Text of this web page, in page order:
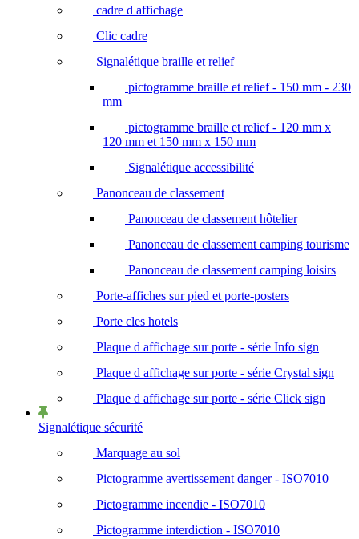
cadre d affichage
Clic cadre
Signalétique braille et relief
pictogramme braille et relief - 150 mm - 230
mm
pictogramme braille et relief - 120 mm x
120 mm et 150 mm x 150 mm
Signalétique accessibilité
Panonceau de classement
Panonceau de classement hôtelier
Panonceau de classement camping tourisme
Panonceau de classement camping loisirs
Porte-affiches sur pied et porte-posters
Porte cles hotels
Plaque d affichage sur porte - série Info sign
Plaque d affichage sur porte - série Crystal sign
Plaque d affichage sur porte - série Click sign
Signalétique sécurité
Marquage au sol
Pictogramme avertissement danger - ISO7010
Pictogramme incendie - ISO7010
Pictogramme interdiction - ISO7010